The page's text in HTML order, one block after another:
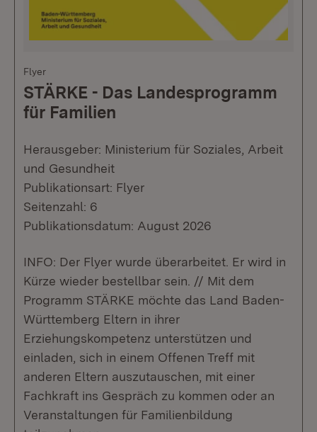
Flyer
STÄRKE - Das Landesprogramm
für Familien
Herausgeber: Ministerium für Soziales, Arbeit
und Gesundheit
Publikationsart: Flyer
Seitenzahl: 6
Publikationsdatum: August 2026
INFO: Der Flyer wurde überarbeitet. Er wird in
Kürze wieder bestellbar sein. // Mit dem
Programm STÄRKE möchte das Land Baden-
Württemberg Eltern in ihrer
Erziehungskompetenz unterstützen und
einladen, sich in einem Offenen Treff mit
anderen Eltern auszutauschen, mit einer
Fachkraft ins Gespräch zu kommen oder an
Veranstaltungen für Familienbildung